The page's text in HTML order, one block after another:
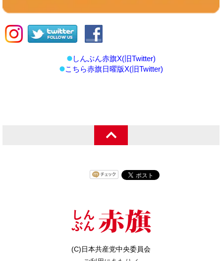
しんぶん赤旗X(旧Twitter)
こちら赤旗日曜版X(旧Twitter)
(C)日本共産党中央委員会